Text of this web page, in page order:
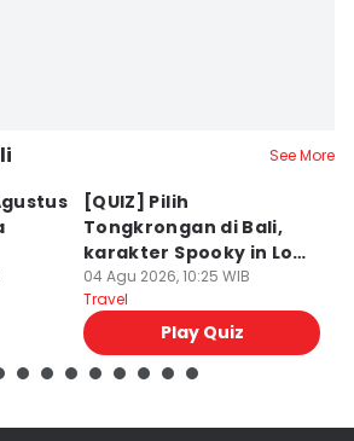
See More
[QUIZ] Pilih
Tongkrongan di Bali,
karakter Spooky in Love
Ini Mirip Kamu
04 Agu 2026, 10:25 WIB
Travel
Play Quiz